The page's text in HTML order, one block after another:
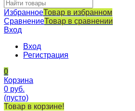
ИзбранноеТовар в избранном
СравнениеТовар в сравнении
Вход
Вход
Регистрация
0
Корзина
0 руб.
(пусто)
Товар в корзине!